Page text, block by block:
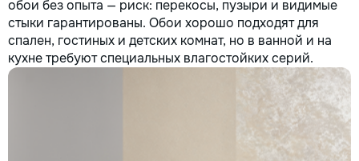
обои без опыта — риск: перекосы, пузыри и видимые
стыки гарантированы. Обои хорошо подходят для
спален, гостиных и детских комнат, но в ванной и на
кухне требуют специальных влагостойких серий.